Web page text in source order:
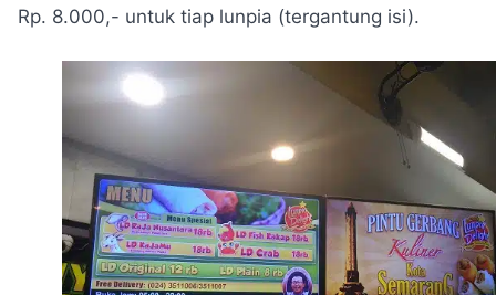
Rp. 8.000,- untuk tiap lunpia (tergantung isi).